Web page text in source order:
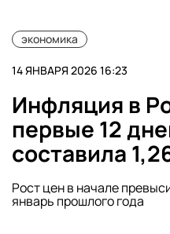
экономика
14 ЯНВАРЯ 2026 16:23
Инфляция в
первые 12
составила
Рост цен в начале
январь прошлого года